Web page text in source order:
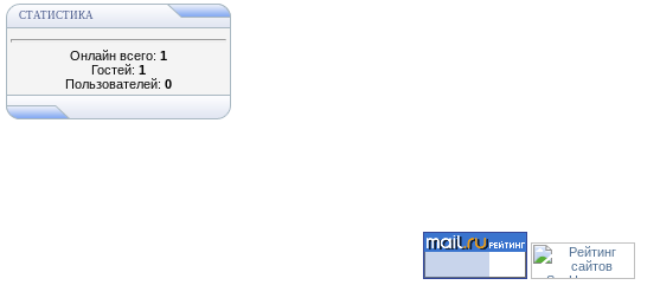
СТАТИСТИКА
Онлайн всего: 1
Гостей: 1
Пользователей: 0